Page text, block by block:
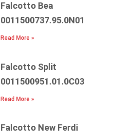
Falcotto Bea
0011500737.95.0N01
Read More »
Falcotto Split
0011500951.01.0C03
Read More »
Falcotto New Ferdi